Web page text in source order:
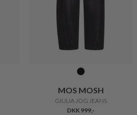
MOS MOSH
GIULIA JOG JEANS
DKK 999,-